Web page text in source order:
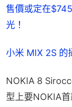
售價或定在
光！
小米 MIX 2S 的
NOKIA 8
型上要NOKIA